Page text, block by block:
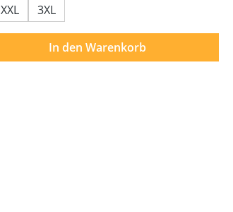
XXL 3XL
den gewünschten Wert ein
In den Warenkorb